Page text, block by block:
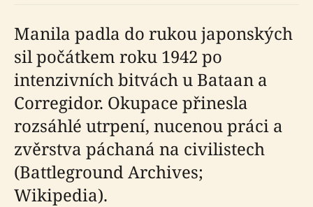
Manila padla do rukou japonských
sil počátkem roku 1942 po
intenzivních bitvách u Bataan a
Corregidor. Okupace přinesla
rozsáhlé utrpení, nucenou práci a
zvěrstva páchaná na civilistech
(Battleground Archives;
Wikipedia).